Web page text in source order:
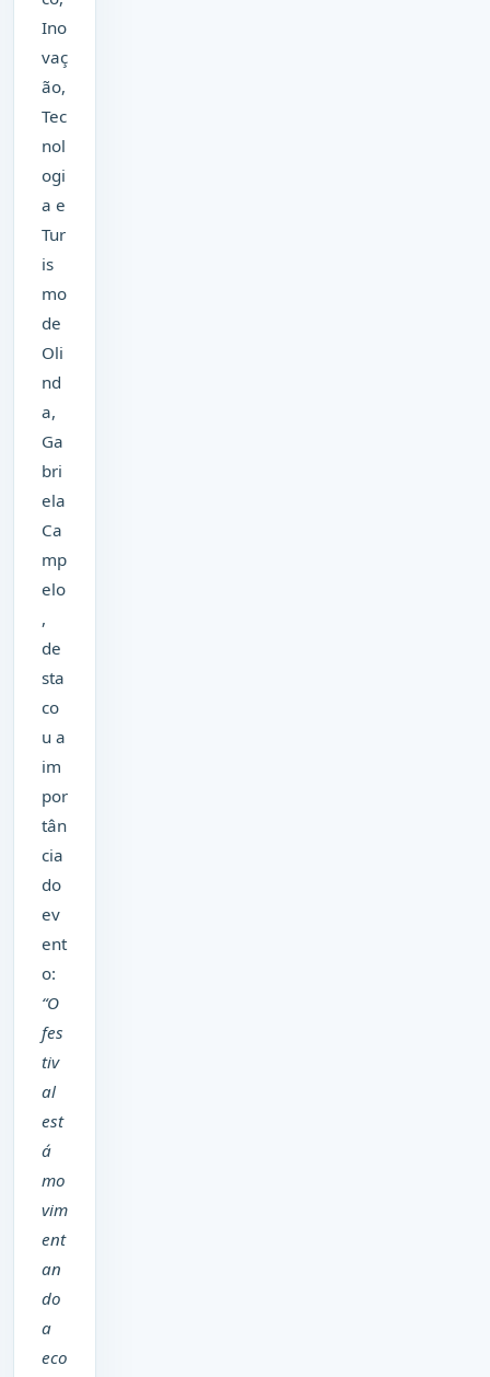
Ino
vaç
ão,
Tec
nol
ogi
a e
Tur
is
mo
de
Oli
nd
a,
Ga
bri
ela
Ca
mp
elo
,
de
sta
co
u a
im
por
tân
cia
do
ev
ent
o:
“O
fes
tiv
al
est
á
mo
vim
ent
an
do
a
eco